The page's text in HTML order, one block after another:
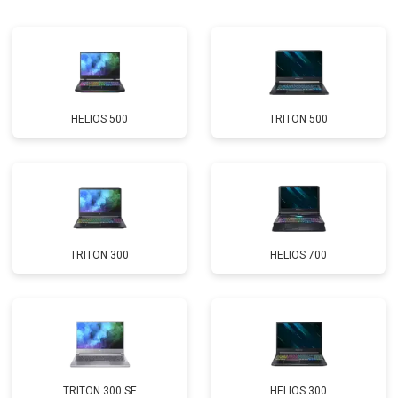
Замена Wi-Fi от 2200 ₽ Заказать
Ремонт цепи питания от 3500 ₽ Заказать
Замена USB порта от 2200 ₽ Заказать
Замена кулера от 2600 ₽ Заказать
Замена микрофона от 2600 ₽ Заказать
Замена оперативной памяти от 1100 ₽ Заказать
Замена северного моста от 3500 ₽ Заказать
Ремонт петель от 3990 ₽ Заказать
HELIOS 500 TRITON 500
TRITON 300 HELIOS 700
TRITON 300 SE HELIOS 300